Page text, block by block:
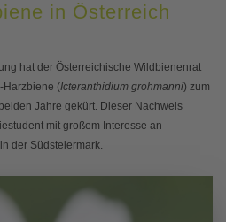
in Österreich
hat der Österreichische Wildbienenrat
Harzbiene (Icteranthidium grohmanni) zum
Jahre gekürt. Dieser Nachweis
mit großem Interesse an
der Südsteiermark.